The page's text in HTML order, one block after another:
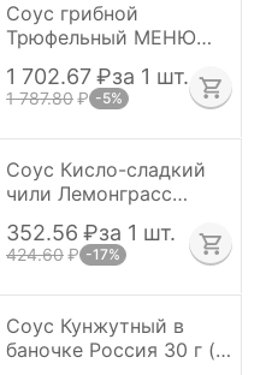
Соус грибной
Трюфельный МЕНЮ
640 г
1 702.67₽за 1 шт.
1 787.80₽ -5%
Соус Кисло-сладкий
чили Лемонграсс
Resfood 1 кг
352.56 ₽за 1 шт.
424.60₽ -17%
Соус Кунжутный в
баночке Россия 30 г ( в